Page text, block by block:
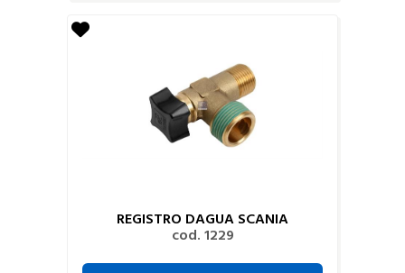
REGISTRO DAGUA SCANIA
cod. 1229